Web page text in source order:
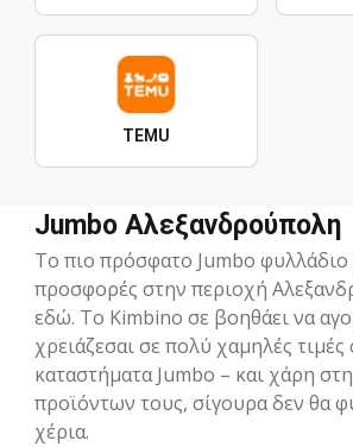
TEMU
Jumbo Αλεξανδρούπολη
Το πιο πρόσφατο Jumbo φυλλάδιο
προσφορές στην περιοχή
εδώ. Το Kimbino σε βοηθάει να
χρειάζεσαι σε πολύ χαμηλές τιμές
καταστήματα Jumbo – και χάρη
προϊόντων τους, σίγουρα δεν θα
χέρια.